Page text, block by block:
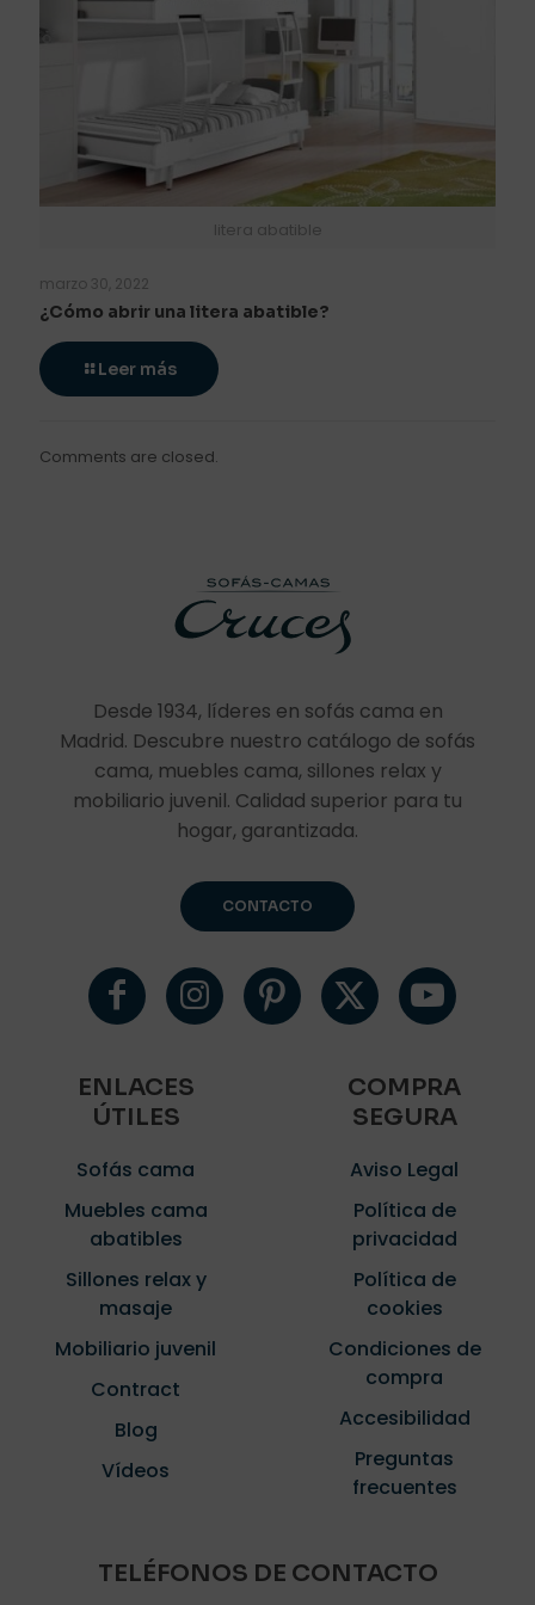
litera abatible
marzo 30, 2022
¿Cómo abrir una litera abatible?
Leer más
Comments are closed.
Desde 1934, líderes en sofás cama en
Madrid. Descubre nuestro catálogo de sofás
cama, muebles cama, sillones relax y
mobiliario juvenil. Calidad superior para tu
hogar, garantizada.
CONTACTO
ENLACES
ÚTILES
Sofás cama
Muebles cama
abatibles
Sillones relax y
masaje
Mobiliario juvenil
Contract
Blog
Vídeos
COMPRA
SEGURA
Aviso Legal
Política de
privacidad
Política de
cookies
Condiciones de
compra
Accesibilidad
Preguntas
frecuentes
TELÉFONOS DE CONTACTO